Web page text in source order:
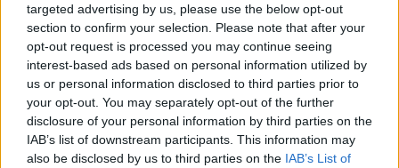
targeted advertising by us, please use the below opt-out
section to confirm your selection. Please note that after your
opt-out request is processed you may continue seeing
interest-based ads based on personal information utilized by
us or personal information disclosed to third parties prior to
your opt-out. You may separately opt-out of the further
disclosure of your personal information by third parties on the
IAB’s list of downstream participants. This information may
also be disclosed by us to third parties on the IAB’s List of